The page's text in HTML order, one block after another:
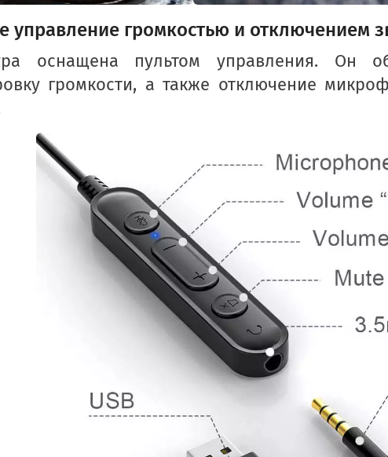
управление громкостью и отключением
оснащена пультом управления. Он
громкости, а также отключение